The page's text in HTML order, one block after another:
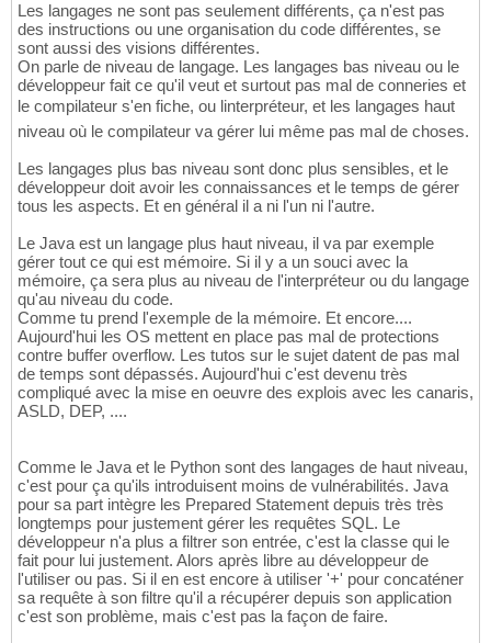
Les langages ne sont pas seulement différents, ça n'est pas
des instructions ou une organisation du code différentes, se
sont aussi des visions différentes.
On parle de niveau de langage. Les langages bas niveau ou le
développeur fait ce qu'il veut et surtout pas mal de conneries et
le compilateur s'en fiche, ou linterpréteur, et les langages haut
niveau où le compilateur va gérer lui même pas mal de choses.
Les langages plus bas niveau sont donc plus sensibles, et le
développeur doit avoir les connaissances et le temps de gérer
tous les aspects. Et en général il a ni l'un ni l'autre.
Le Java est un langage plus haut niveau, il va par exemple
gérer tout ce qui est mémoire. Si il y a un souci avec la
mémoire, ça sera plus au niveau de l'interpréteur ou du langage
qu'au niveau du code.
Comme tu prend l'exemple de la mémoire. Et encore....
Aujourd'hui les OS mettent en place pas mal de protections
contre buffer overflow. Les tutos sur le sujet datent de pas mal
de temps sont dépassés. Aujourd'hui c'est devenu très
compliqué avec la mise en oeuvre des explois avec les canaris,
ASLD, DEP, ....
Comme le Java et le Python sont des langages de haut niveau,
c'est pour ça qu'ils introduisent moins de vulnérabilités. Java
pour sa part intègre les Prepared Statement depuis très très
longtemps pour justement gérer les requêtes SQL. Le
développeur n'a plus a filtrer son entrée, c'est la classe qui le
fait pour lui justement. Alors après libre au développeur de
l'utiliser ou pas. Si il en est encore à utiliser '+' pour concaténer
sa requête à son filtre qu'il a récupérer depuis son application
c'est son problème, mais c'est pas la façon de faire.